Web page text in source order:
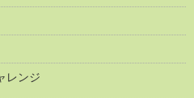
レンジ